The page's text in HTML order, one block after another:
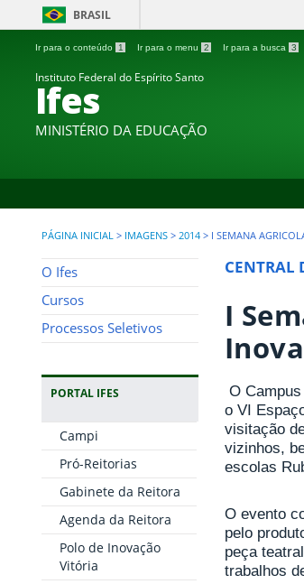
BRASIL
Ir para o conteúdo 1 Ir para o menu 2 Ir para a busca 3
Instituto Federal do Espírito Santo
Ifes
MINISTÉRIO DA EDUCAÇÃO
PÁGINA INICIAL > IMAGENS > 2014 > I SEMANA
O Ifes
Cursos
Processos Seletivos
PORTAL IFES
Campi
Pró-Reitorias
Gabinete da Reitora
Agenda da Reitora
Polo de Inovação
Vitória
CENTRAL
I
O
o VI
visitação
vizinhos,
escolas
O evento
pelo
peça
trabalhos